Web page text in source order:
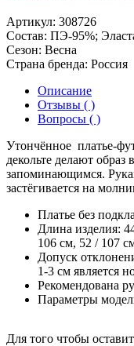
Артикул: 308726
Состав: ПЭ-95%;
Сезон: Весна
Страна бренда: Россия
Описание
Отзывы ( )
Вопросы ( )
Утончённое платье-
декольте делают
запоминающимся.
застёгивается на
Платье без
Длина изделия:
106 см, 52 / 107
Допуск
1-3 см является
Рекомендована
Параметры
Для того чтобы